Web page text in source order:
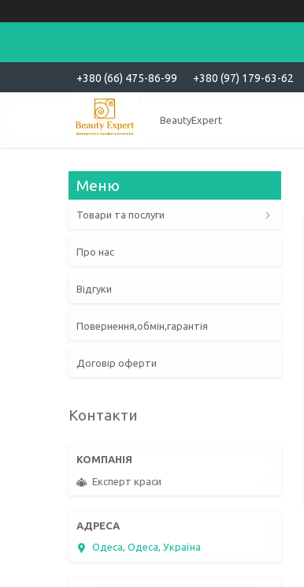
+380 (66) 475-86-99 +380 (97) 179-63-62
BeautyExpert
Товари та послуги
Про нас
Відгуки
Повернення,обмін,гарантія
Договір оферти
Контакти
Експерт краси
Одеса, Одеса, Україна